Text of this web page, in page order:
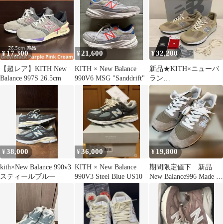
¥17,300
【超レア】KITH New
Balance 997S 26.5cm
¥21,600
KITH × New Balance
990V6 MSG "Sanddrift"
¥32,200
新品★KITH×ニューバ
ラン
ス/M990KS2★US9.5/JP
N27.5★
¥38,000
kith×New Balance 990v3
スティールブルー
¥36,000
KITH × New Balance
990V3 Steel Blue US10
¥ 19,800
期間限定値下 新品
New Balance996 Made in
USA27cm